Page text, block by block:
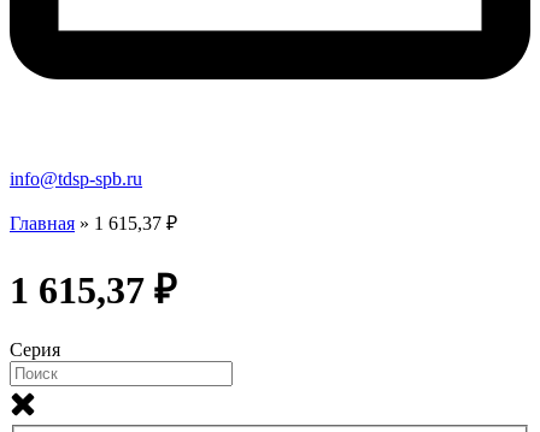
info@tdsp-spb.ru
Главная » 1 615,37 ₽
1 615,37 ₽
Серия